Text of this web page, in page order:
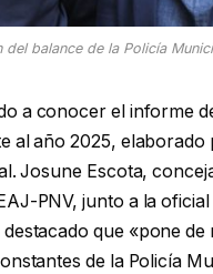
del balance de la Policía
a conocer el informe
al año 2025, elaborado
Josune Escota,
PNV, junto a la oficial
que «pone de
de la Policía